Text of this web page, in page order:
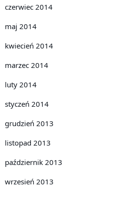
czerwiec 2014
maj 2014
kwiecień 2014
marzec 2014
luty 2014
styczeń 2014
grudzień 2013
listopad 2013
październik 2013
wrzesień 2013